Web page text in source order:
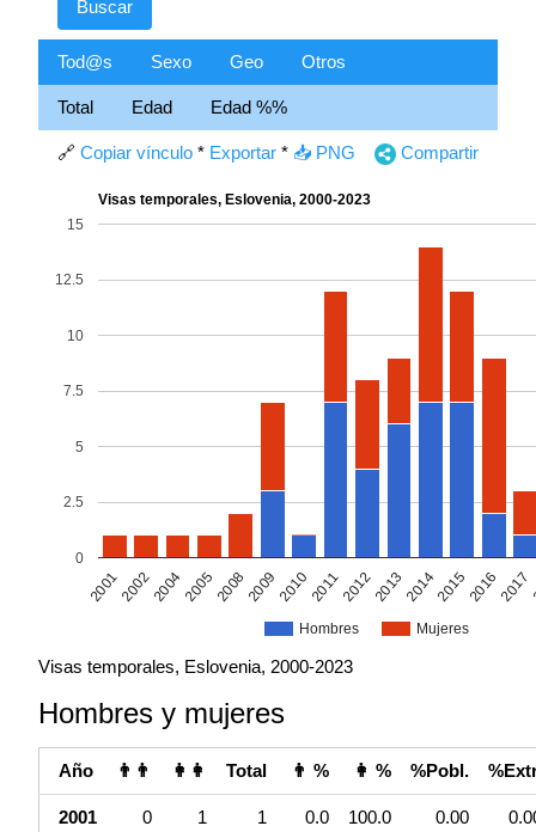
Tod@s Sexo Geo Otros
Total Edad Edad %%
🔗 Copiar vínculo * Exportar * 📥 PNG Compartir
Visas temporales, Eslovenia, 2000-2023
Hombres Mujeres
20012002200420052008200920102011201220132014201520162017
0
2.5
5
7.5
10
12.5
15
Visas temporales, Eslovenia, 2000-2023
Hombres y mujeres
Año 👨👨 👩👩 Total 👨 % 👩 % %Pobl.
2001 0 1 1 0.0 100.0 0.00